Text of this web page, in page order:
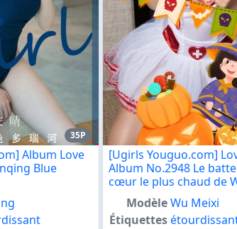
35P
Album Love
Blue
[Ugirls Youguo.com]
Album No.2948 Le
cœur le plus chaud de
ModèleWu Meixi
Étiquettes